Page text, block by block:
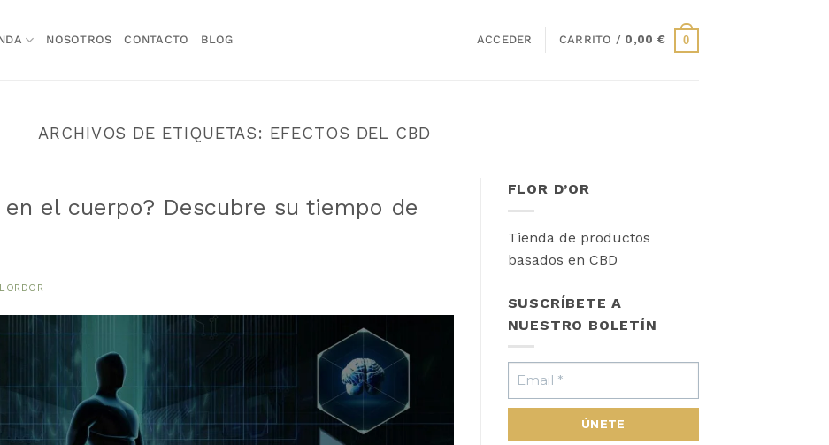
NOSOTROS CONTACTO BLOG ACCEDER CARRITO / 0,00 € 0
ARCHIVOS DE ETIQUETAS: EFECTOS DEL CBD
el cuerpo? Descubre su tiempo de
FLOR D’OR
Tienda de productos
basados en CBD
SUSCRÍBETE A
NUESTRO BOLETÍN